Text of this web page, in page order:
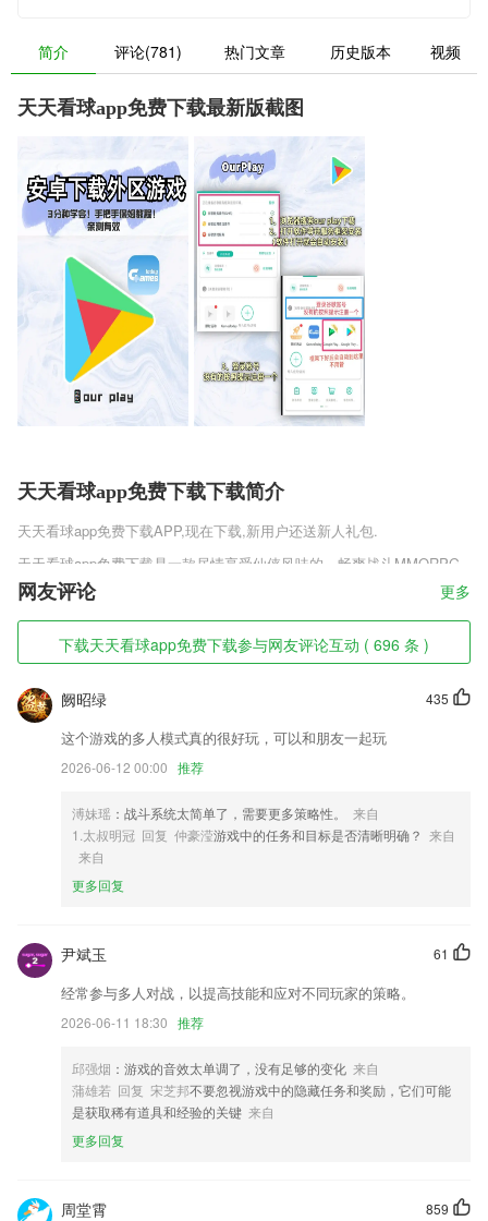
简介 评论(781) 热门文章 历史版本 视频
天天看球app免费下载最新版截图
天天看球app免费下载下载简介
天天看球app免费下载APP,现在下载,新用户还送新人礼包.
天天看球app免费下载是一款尽情享受仙侠风味的，畅爽战斗MMORPG
多人仙侠手游，畅快的仙侠战斗体验得益于游戏超高的质量，百分百真实
是还原美轮美奂的上古仙侠世界，给玩家们完美的上古仙侠体验。更有超
多的新人好礼相送。喜欢这类游戏的小伙伴赶快下载体验吧。
天天看球app免费下载软件特色
1,即时算法：实时分析下半场进球情况，让您提前预知比赛结果；
2,智能导诊，可智能为用户提供就诊服务，让你看病更加的简单便捷。
3,画面易懂操作简单，点读也只需点击就行。
用在职场
5,建设运营：市场化+公益性
6,功能强大的笔记app，它专为触屏设备打造，采用低延迟高精度的压感
天天看球app免费下载软件优势
1.·利用多种教学方法与工具全面解决在职人群的学习困难
2.一年级拼音知识点精讲，含23个声母、24个韵母、16个整体认读音
节，解读拼音重难点，搞定拼音拼读，轻松掌握拼音字母表。
3.主要为需要进行技能培训学习的用户而打造的，这里拥有非常多丰富的
学习课程
4.课程质量优质，能够通过软件内质量的教学来提升自己，高质量的教学
内容让你学习起来更加有效
线掌握。
网友评论 更多
下载天天看球app免费下载参与网友评论互动 ( 696 条 )
435
阙昭绿
这个游戏的多人模式真的很好玩，可以和朋友一起玩
2026-06-12 00:00 推荐
溥妹瑶 ：战斗系统太简单了，需要更多策略性。
来自
1.太叔明冠 回复 仲豪滢游戏中的任务和目标是否清晰明确？ 来自
来自
更多回复
61
尹斌玉
经常参与多人对战，以提高技能和应对不同玩家的策略。
2026-06-11 18:30 推荐
邱强烟 ：游戏的音效太单调了，没有足够的变化 来自
蒲雄若 回复 宋芝邦不要忽视游戏中的隐藏任务和奖励，它们可能
是获取稀有道具和经验的关键 来自
更多回复
859
周堂霄